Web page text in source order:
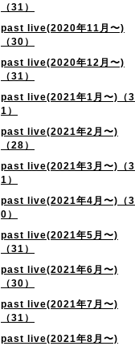
（31）
past live(2020年11月〜)
（30）
past live(2020年12月〜)
（31）
past live(2021年1月〜)（3
1）
past live(2021年2月〜)
（28）
past live(2021年3月〜)（3
1）
past live(2021年4月〜)（3
0）
past live(2021年5月〜)
（31）
past live(2021年6月〜)
（30）
past live(2021年7月〜)
（31）
past live(2021年8月〜)